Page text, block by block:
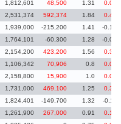
1,812,601 48,500 1.31
0.03
2,531,374 592,374 1.84
0.43
1,939,000 -215,200 1.41
-0.15
1,764,101 -60,300 1.28
-0.04
2,154,200 423,200 1.56
0.31
1,106,342 70,906 0.8
0.05
2,158,800 15,900 1.0
0.01
1,731,000 469,100 1.25
0.34
1,824,401 -149,700 1.32
-0.11
1,261,900 267,000 0.91
0.19